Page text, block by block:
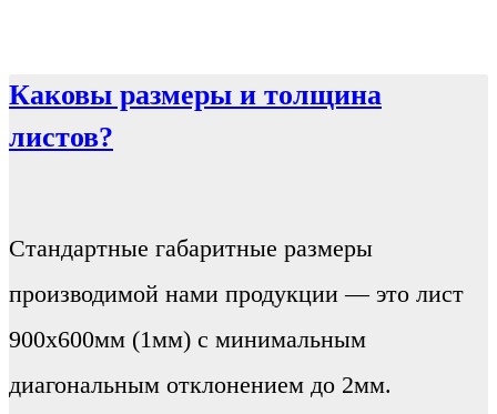
Каковы размеры и толщина
листов?
Стандартные габаритные размеры
производимой нами продукции — это лист
900х600мм (1мм) с минимальным
диагональным отклонением до 2мм.